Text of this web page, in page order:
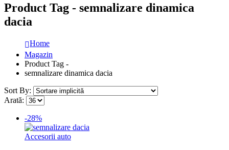
Product Tag - semnalizare dinamica
dacia
Home
Magazin
Product Tag -
semnalizare dinamica dacia
Sort By:
Arată:
-28%
Accesorii auto